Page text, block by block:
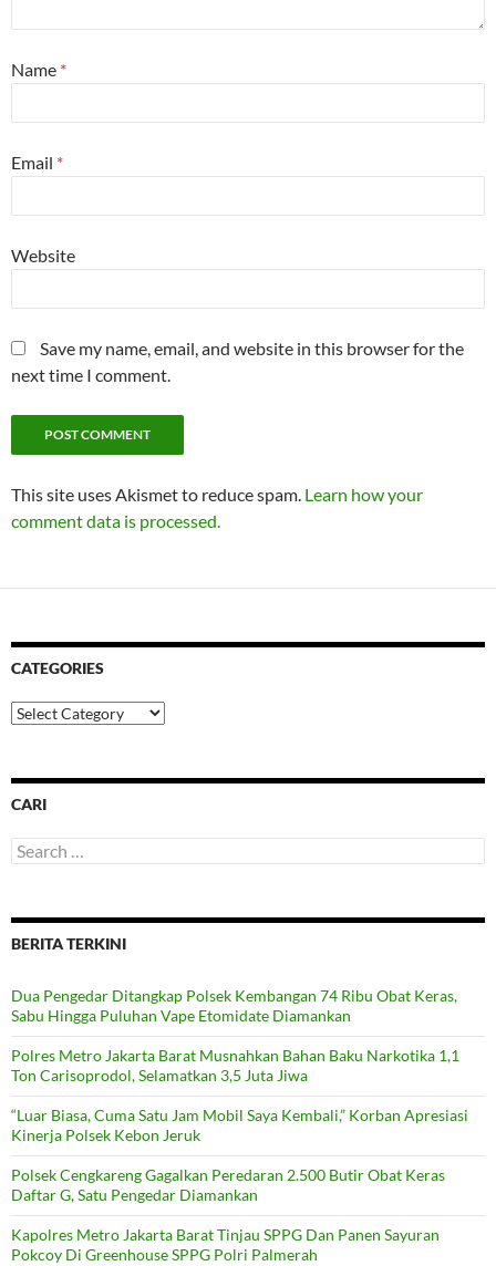
Name *
Email *
Website
Save my name, email, and website in this browser for the
next time I comment.
This site uses Akismet to reduce spam. Learn how your
comment data is processed.
CATEGORIES
Categories
CARI
Search
for:
BERITA TERKINI
Dua Pengedar Ditangkap Polsek Kembangan 74 Ribu Obat Keras,
Sabu Hingga Puluhan Vape Etomidate Diamankan
Polres Metro Jakarta Barat Musnahkan Bahan Baku Narkotika 1,1
Ton Carisoprodol, Selamatkan 3,5 Juta Jiwa
“Luar Biasa, Cuma Satu Jam Mobil Saya Kembali,” Korban Apresiasi
Kinerja Polsek Kebon Jeruk
Polsek Cengkareng Gagalkan Peredaran 2.500 Butir Obat Keras
Daftar G, Satu Pengedar Diamankan
Kapolres Metro Jakarta Barat Tinjau SPPG Dan Panen Sayuran
Pokcoy Di Greenhouse SPPG Polri Palmerah